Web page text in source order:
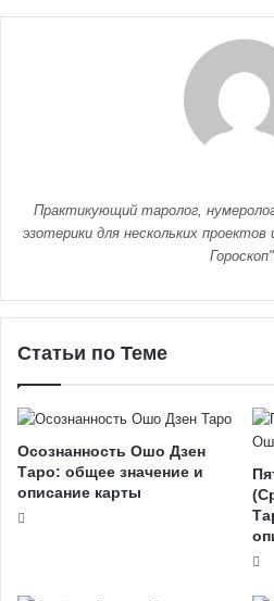
Практикующий таролог,
эзотерики для нескольких
Статьи по Теме
Осознанность Ошо Дзен
Таро: общее значение и
описание карты